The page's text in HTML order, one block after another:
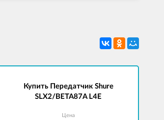
Купить Передатчик Shure
SLX2/BETA87A L4E
Цена